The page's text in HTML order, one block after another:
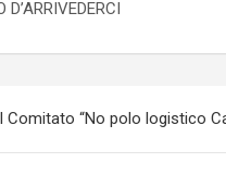
D’ARRIVEDERCI
Comitato “No polo logistico